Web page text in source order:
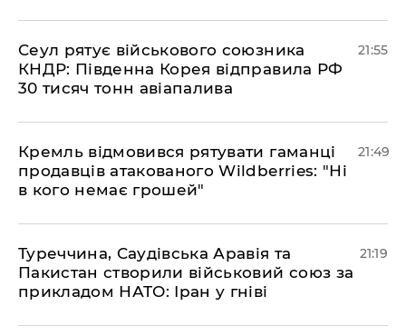
​Сеул рятує військового союзника
КНДР: Південна Корея відправила РФ
30 тисяч тонн авіапалива
21:55
​Кремль відмовився рятувати гаманці
продавців атакованого Wildberries: "Ні
в кого немає грошей"
21:49
​Туреччина, Саудівська Аравія та
Пакистан створили військовий союз за
прикладом НАТО: Іран у гніві
21:19